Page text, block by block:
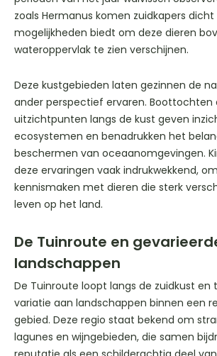
zoals Hermanus komen zuidkapers
mogelijkheden biedt om deze dieren
wateroppervlak te zien verschijnen.
Deze kustgebieden laten gezinnen de
ander perspectief ervaren. Boottochten
uitzichtpunten langs de kust geven
ecosystemen en benadrukken het
beschermen van oceaanomgevingen.
deze ervaringen vaak indrukwekkend,
kennismaken met dieren die sterk
leven op het land.
De Tuinroute en
landschappen
De Tuinroute loopt langs de zuidkust en
variatie aan landschappen binnen een
gebied. Deze regio staat bekend om
lagunes en wijngebieden, die samen